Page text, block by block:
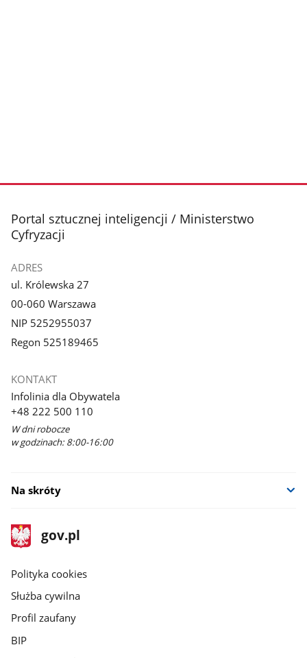
stopka
Portal sztucznej inteligencji / Ministerstwo
Cyfryzacji
ADRES
ul. Królewska 27
00-060 Warszawa
NIP 5252955037
Regon 525189465
KONTAKT
Infolinia dla Obywatela
+48 222 500 110
W dni robocze
w godzinach: 8:00-16:00
Na skróty
stopka
gov.pl
Strona
gov.pl
gov.pl
Polityka cookies
Służba cywilna
Profil zaufany
BIP